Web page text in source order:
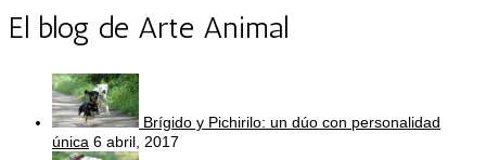
El blog de Arte Animal
Brígido y Pichirilo: un dúo con personalidad
única 6 abril, 2017